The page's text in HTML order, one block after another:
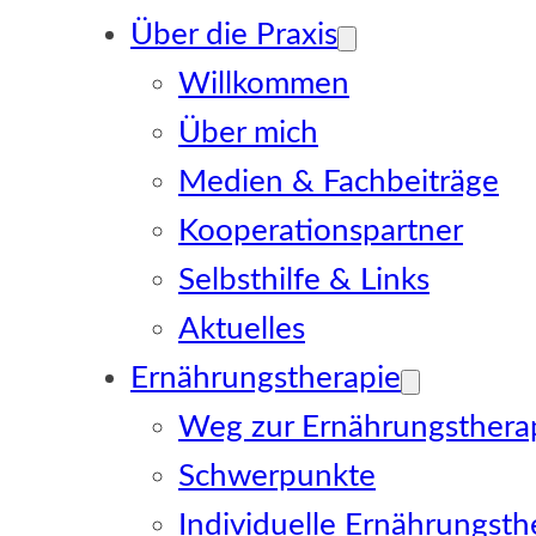
Über die Praxis
Willkommen
Über mich
Medien & Fachbeiträge
Kooperationspartner
Selbsthilfe & Links
Aktuelles
Ernährungstherapie
Weg zur
Schwerpunkte
Individuelle